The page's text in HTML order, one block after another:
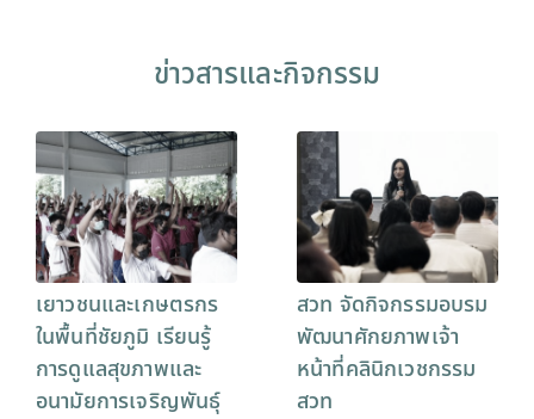
ข่าวสารและกิจกรรม
เยาวชนและเกษตรกร
ในพื้นที่ชัยภูมิ เรียนรู้
การดูแลสุขภาพและ
อนามัยการเจริญพันธุ์
สวท จัดกิจกรรมอบรม
พัฒนาศักยภาพเจ้า
หน้าที่คลินิกเวชกรรม
สวท